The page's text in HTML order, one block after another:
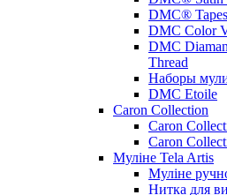
DMC®
DMC Color
DMC
Thread
Наборы
DMC Etoile
Caron Collection
Caron
Caron
Муліне Tela Artis
Муліне
Нитка для